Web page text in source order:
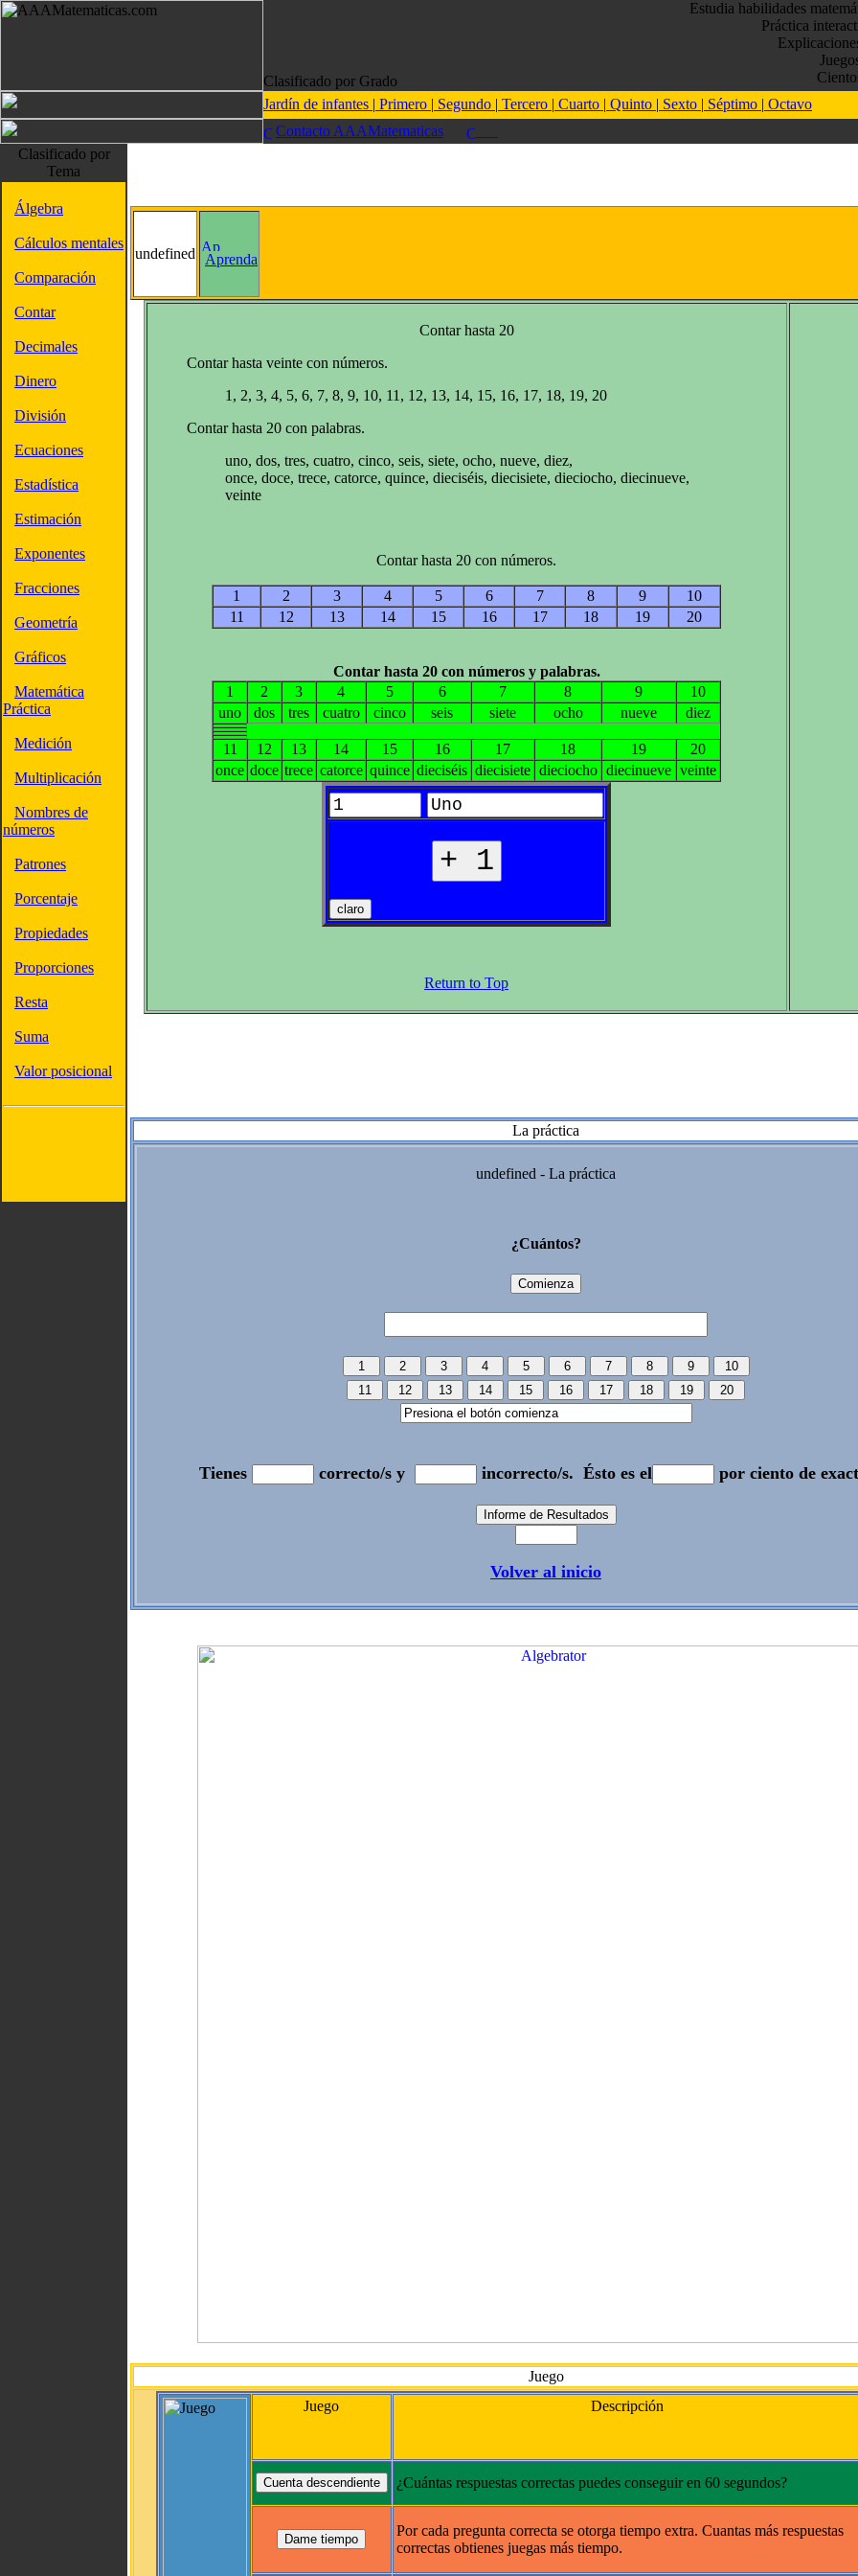
Clasificado por Grado
Estudia habilidades
Práctica
Jardín de infantes | Primero | Segundo | Tercero | Cuarto | Quinto | Sexto | Séptimo | Octavo
Contacto AAAMatematicas
Clasificado por
Tema
Álgebra
Cálculos mentales
Comparación
Contar
Decimales
Dinero
División
Ecuaciones
Estadística
Estimación
Exponentes
Fracciones
Geometría
Gráficos
Matemática
Práctica
Medición
Multiplicación
Nombres de
números
Patrones
Porcentaje
Propiedades
Proporciones
Resta
Suma
Valor posicional
undefined Aprenda
Contar hasta 20
Contar hasta veinte con números.
1, 2, 3, 4, 5, 6, 7, 8, 9, 10, 11, 12, 13, 14, 15, 16, 17, 18, 19, 20
Contar hasta 20 con palabras.
uno, dos, tres, cuatro, cinco, seis, siete, ocho, nueve, diez,
once, doce, trece, catorce, quince, dieciséis, diecisiete, dieciocho, diecinueve,
veinte
Contar hasta 20 con números.
1 2 3 4 5 6 7 8 9
10
11
12 13 14 15 16 17 18 19 20
Contar hasta 20 con números y palabras.
1
2 3 4 5 6 7 8 9
10
uno
dos tres cuatro cinco seis siete ocho nueve diez
11 12 13 14 15 16 17 18 19
20
once doce trece catorce quince dieciséis diecisiete dieciocho diecinueve veinte
Return to Top
La práctica
undefined - La práctica
¿Cuántos?
Tienes correcto/s y incorrecto/s. Ésto es el por ciento de
Volver al inicio
Juego
Juego
Descripción
¿Cuántas respuestas correctas puedes conseguir en 60 segundos?
Por cada pregunta correcta se otorga tiempo extra. Cuantas más respuestas
correctas obtienes juegas más tiempo.